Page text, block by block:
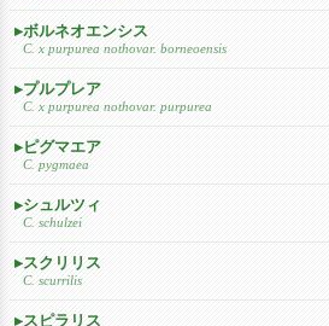
ボルネオエンシス
C. x purpurea nothovar. borneoensis
プルプレア
C. x purpurea nothovar. purpurea
ピグマエア
C. pygmaea
シュルツィ
C. schulzei
スクリリス
C. scurrilis
スピラリス